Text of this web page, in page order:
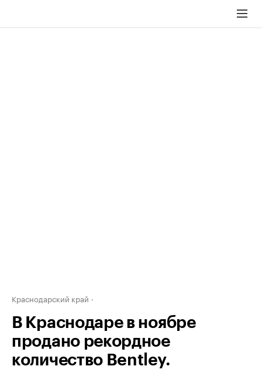
Краснодарский край
В Краснодаре в ноябре
продано рекордное
количество Bentley.